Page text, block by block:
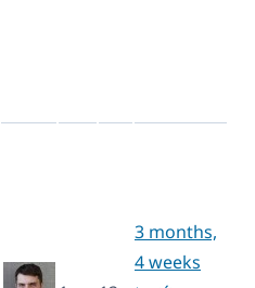
3 months,
4 weeks